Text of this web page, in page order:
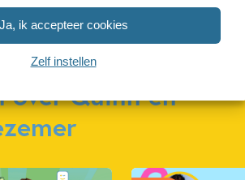
Ja, ik accepteer cookies
Zelf instellen
Bekijk alle series
over Quinn en